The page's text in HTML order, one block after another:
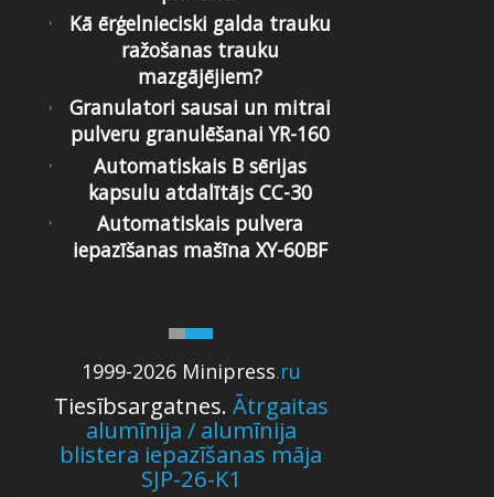
1999-2026 Minipress.ru
Tiesībsargatnes. Ātrgaitas
alumīnija / alumīnija
blistera iepazīšanas māja
SJP-26-K1
Kā ērģelnieciski galda trauku
ražošanas trauku
mazgājējiem?
Granulatori sausai un mitrai
pulveru granulēšanai YR-160
Automatiskais B sērijas
kapsulu atdalītājs CC-30
Automatiskais pulvera
iepazīšanas mašīna XY-60BF